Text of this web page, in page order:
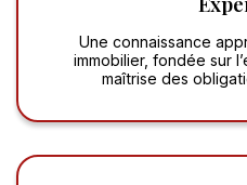
Une connaissance
immobilier, fondée sur
maîtrise des